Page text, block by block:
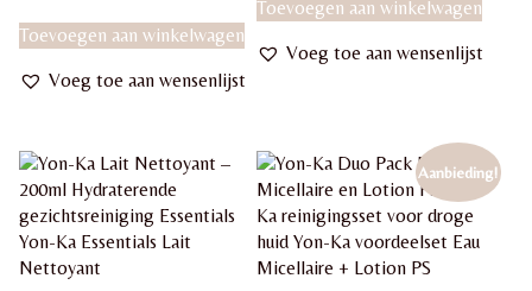
Toevoegen aan winkelwagen
Voeg toe aan wensenlijst
Toevoegen aan winkelwagen
Voeg toe aan wensenlijst
Aanbieding!